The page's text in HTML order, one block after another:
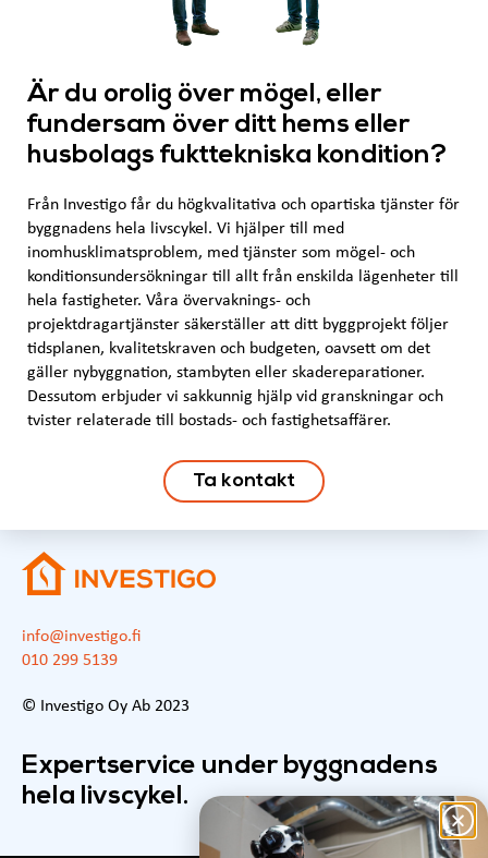
Är du orolig över mögel, eller
fundersam över ditt hems eller
husbolags fukttekniska kondition?
Från Investigo får du högkvalitativa och opartiska tjänster för
byggnadens hela livscykel. Vi hjälper till med
inomhusklimatsproblem, med tjänster som mögel- och
konditionsundersökningar till allt från enskilda lägenheter till
hela fastigheter. Våra övervaknings- och
projektdragartjänster säkerställer att ditt byggprojekt följer
tidsplanen, kvalitetskraven och budgeten, oavsett om det
gäller nybyggnation, stambyten eller skadereparationer.
Dessutom erbjuder vi sakkunnig hjälp vid granskningar och
tvister relaterade till bostads- och fastighetsaffärer.
Ta kontakt
info@investigo.fi
010 299 5139
© Investigo Oy Ab 2023
Expertservice under byggnadens
hela livscykel.